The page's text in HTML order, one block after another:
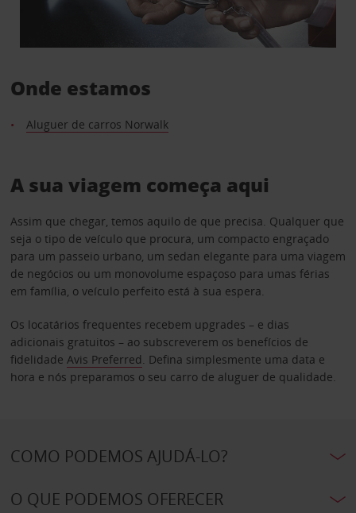
Onde estamos
Aluguer de carros Norwalk
A sua viagem começa aqui
Assim que chegar, temos aquilo de que precisa. Qualquer que
seja o tipo de veículo que procura, um compacto engraçado
para um passeio urbano, um sedan elegante para uma viagem
de negócios ou um monovolume espaçoso para umas férias
em família, o veículo perfeito está à sua espera.
Os locatários frequentes recebem upgrades – e dias
adicionais gratuitos – ao subscreverem os benefícios de
fidelidade Avis Preferred. Defina simplesmente uma data e
hora e nós preparamos o seu carro de aluguer de qualidade.
COMO PODEMOS AJUDÁ-LO?
O QUE PODEMOS OFERECER